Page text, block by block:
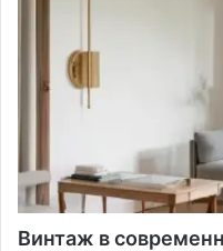
Винтаж в